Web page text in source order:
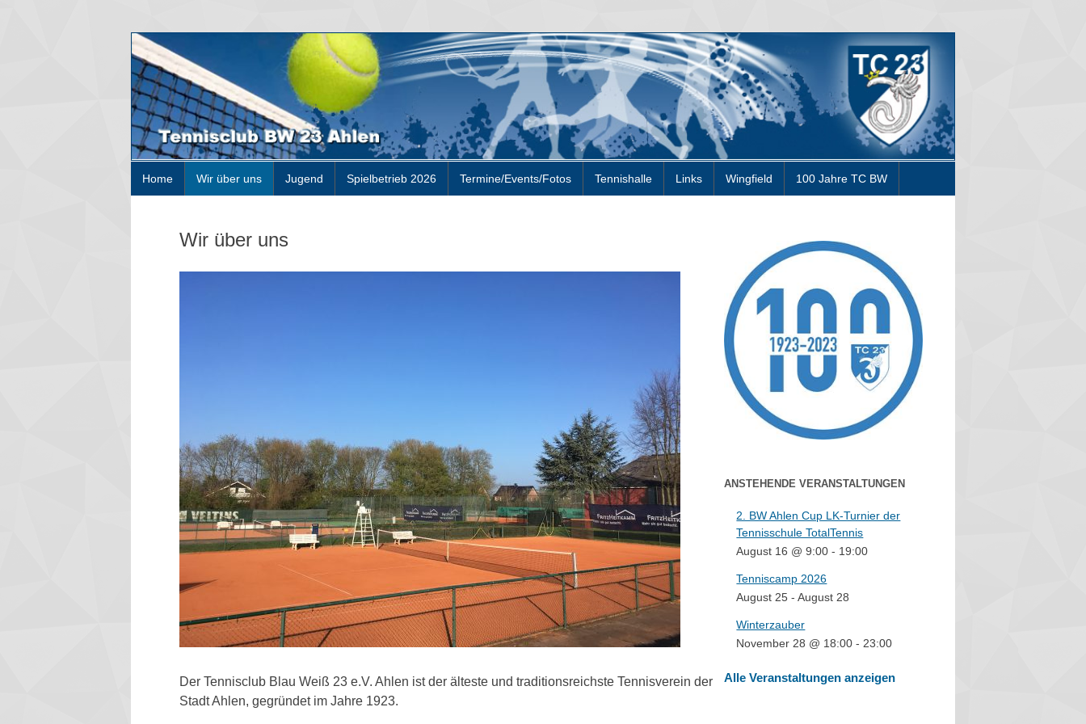
Home Wir über uns Jugend Spielbetrieb 2026 Termine/Events/Fotos Tennishalle Links Wingfield 100 Jahre TC BW
Wir über uns
Der Tennisclub Blau Weiß 23 e.V. Ahlen ist der älteste und traditionsreichste Tennisverein der
Stadt Ahlen, gegründet im Jahre 1923.
ANSTEHENDE VERANSTALTUNGEN
2. BW Ahlen Cup LK-Turnier der
Tennisschule TotalTennis
August 16 @ 9:00 - 19:00
Tenniscamp 2026
August 25 -August 28
Winterzauber
November 28 @ 18:00 -23:00
Alle Veranstaltungen anzeigen